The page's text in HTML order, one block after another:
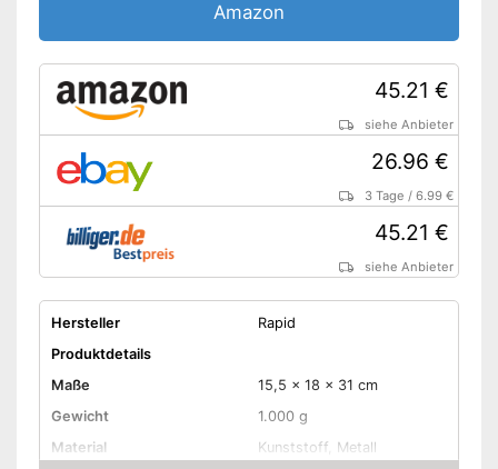
Amazon
45.21 €
siehe Anbieter
26.96 €
3 Tage /6.99 €
45.21 €
siehe Anbieter
Hersteller
Rapid
Produktdetails
Maße
15,5 x 18 x 31 cm
Gewicht
1.000 g
Material
Kunststoff, Metall